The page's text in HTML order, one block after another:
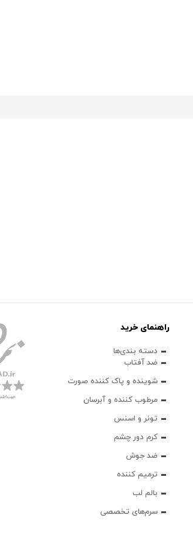
راهنمای خرید
دسته بندی‌ها
ضد آفتاب
شوینده و پاک‌ کننده صورت
مرطوب کننده و آبرسان
تونر و اسنس
کرم دور چشم
ضد جوش
ترمیم کننده
بالم لب
سرم‌های تخصصی